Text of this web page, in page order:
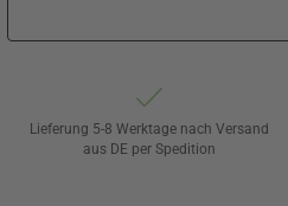
Lieferung 5-8 Werktage nach Versand
aus DE per Spedition